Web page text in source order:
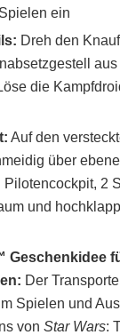
ein
Dreh den
die
Auf den
über
2
und
Geschenkidee
Der
Spielen und
von Star Wars: